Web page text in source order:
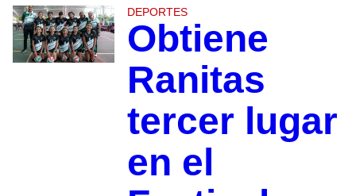
DEPORTES
Obtiene
Ranitas
tercer lugar
en el